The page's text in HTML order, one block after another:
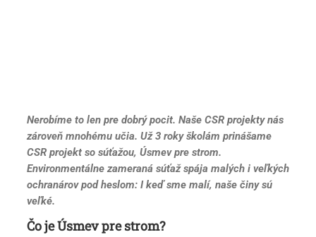
Nerobíme to len pre dobrý pocit. Naše CSR projekty nás
zároveň mnohému učia. Už 3 roky školám prinášame
CSR projekt so súťažou, Úsmev pre strom.
Environmentálne zameraná súťaž spája malých i veľkých
ochranárov pod heslom: I keď sme malí, naše činy sú
veľké.
Čo je Úsmev pre strom?